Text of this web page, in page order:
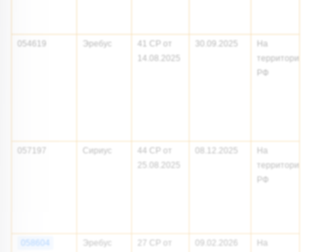
054619 Эребус
41 СР от
14.08.2025
30.09.2025
На
территории
РФ
Сириус
44 СР от
На
территории
РФ
058604 Эребус
27 СР от
На